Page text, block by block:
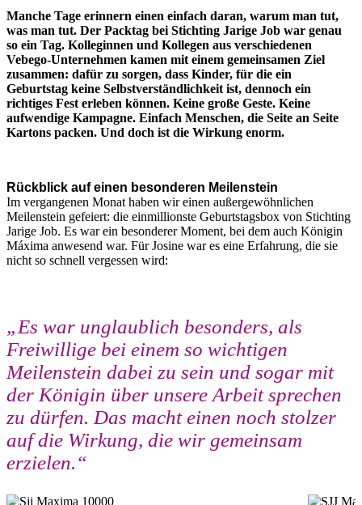
Manche Tage erinnern einen einfach daran, warum man tut,
was man tut. Der Packtag bei Stichting Jarige Job war genau
so ein Tag. Kolleginnen und Kollegen aus verschiedenen
Vebego-Unternehmen kamen mit einem gemeinsamen Ziel
zusammen: dafür zu sorgen, dass Kinder, für die ein
Geburtstag keine Selbstverständlichkeit ist, dennoch ein
richtiges Fest erleben können. Keine große Geste. Keine
aufwendige Kampagne. Einfach Menschen, die Seite an Seite
Kartons packen. Und doch ist die Wirkung enorm.
Rückblick auf einen besonderen Meilenstein
Im vergangenen Monat haben wir einen außergewöhnlichen
Meilenstein gefeiert: die einmillionste Geburtstagsbox von Stichting
Jarige Job. Es war ein besonderer Moment, bei dem auch Königin
Máxima anwesend war. Für Josine war es eine Erfahrung, die sie
nicht so schnell vergessen wird:
„Es war unglaublich besonders, als
Freiwillige bei einem so wichtigen
Meilenstein dabei zu sein und sogar mit
der Königin über unsere Arbeit sprechen
zu dürfen. Das macht einen noch stolzer
auf die Wirkung, die wir gemeinsam
erzielen.“